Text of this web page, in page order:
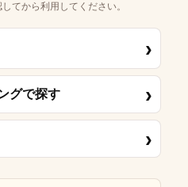
てから利用してください。
›
グで探す ›
›